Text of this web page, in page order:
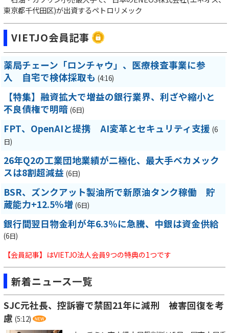
東京都千代田区)が出資するペトロリメック
VIETJO会員記事
薬局チェーン「ロンチャウ」、医療検査事業に参
入 自宅で検体採取も (4:16)
【特集】融資拡大で増益の銀行業界、利ざや縮小と
不良債権で明暗 (6日)
FPT、OpenAIと提携 AI変革とセキュリティ支援 (6
日)
26年Q2の工業団地業績が二極化、最大手ベカメック
スは8割超減益 (6日)
BSR、ズンクアット製油所で新原油タンク稼働 貯
蔵能力+12.5％増 (6日)
銀行間翌日物金利が年6.3％に急騰、中銀は資金供給
(6日)
【会員記事】はVIETJO法人会員9つの特典の1つです
新着ニュース一覧
SJC元社長、控訴審で禁固21年に減刑 被害回復を考
慮 (5:12)